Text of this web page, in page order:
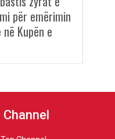
për emërimin
Kupën e
Channel